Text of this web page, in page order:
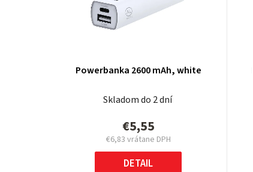
Powerbanka 2600 mAh, white
Skladom do 2 dní
€5,55
€6,83 vrátane DPH
Jednotková
cena:
DETAIL